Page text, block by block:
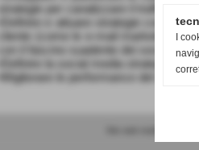
strategie per canalizzare il traffico
•Definire e attuare strategie
cliente (come le e-mail marketing) e
con il fascino suadente dei social
•Definire la social media strategy
•Migliorare le performance del sito
I